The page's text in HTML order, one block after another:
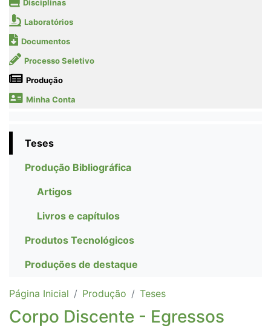
Disciplinas
Laboratórios
Documentos
Processo Seletivo
Produção
Minha Conta
Teses
Produção Bibliográfica
Artigos
Livros e capítulos
Produtos Tecnológicos
Produções de destaque
Página Inicial Produção Teses
Corpo Discente - Egressos